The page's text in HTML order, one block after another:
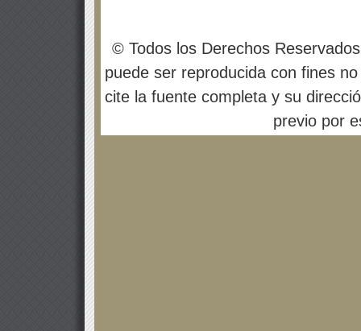
© Todos los Derechos
puede ser reproducida con fines
cite la fuente completa y su
previo por